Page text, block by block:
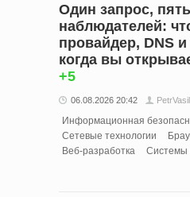
Один запрос, пять
наблюдателей:
провайдер, DNS
когда вы
+5
06.08.2026 20:42
Информационная
Сетевые технологии
Веб-разработка
Системы